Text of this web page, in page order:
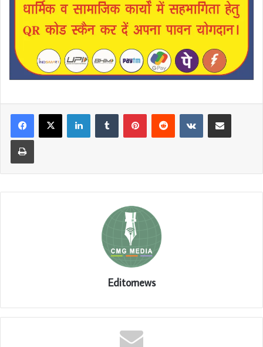
LinkedInTumblr PinterestReddit VKontakteShare via Email
Print
Editornews